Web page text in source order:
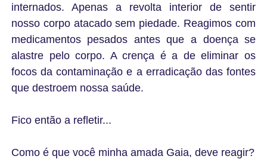
internados. Apenas a revolta interior de sentir
nosso corpo atacado sem piedade. Reagimos com
medicamentos pesados antes que a doença se
alastre pelo corpo. A crença é a de eliminar os
focos da contaminação e a erradicação das fontes
que destroem nossa saúde.
Fico então a refletir...
Como é que você minha amada Gaia, deve reagir?